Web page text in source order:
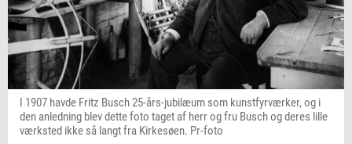
I 1907 havde Fritz Busch 25-års-jubilæum som kunstfyrværker, og i
den anledning blev dette foto taget af herr og fru Busch og deres lille
værksted ikke så langt fra Kirkesøen. Pr-foto